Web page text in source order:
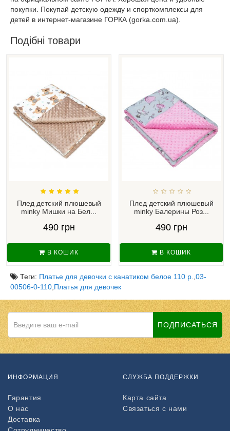
покупки. Покупай детскую одежду и спорткомплексы для
детей в интернет-магазине ГОРКА (gorka.com.ua).
Подібні товари
Плед детский плюшевый
minky Мишки на Бел...
490 грн
В КОШИК
Плед детский плюшевый
minky Балерины Роз...
490 грн
В КОШИК
Теги: Платье для девочки с канатиком белое 110 р. 03-
00506-0-110 Платья для девочек
ПОДПИСАТЬСЯ
ИНФОРМАЦИЯ
Гарантия
О нас
Доставка
СЛУЖБА ПОДДЕРЖКИ
Карта сайта
Связаться с нами